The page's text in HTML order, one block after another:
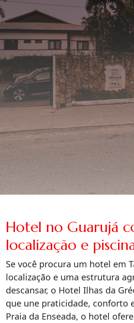
Hotel no Guarujá
localização e
Se você procura um hotel em
localização e uma estrutura
descansar, o Hotel Ilhas da
que une praticidade, conforto
Praia da Enseada, o hotel